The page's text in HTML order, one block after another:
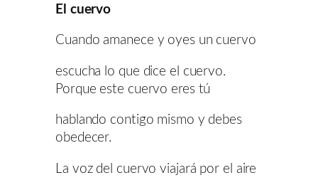
El cuervo
Cuando amanece y oyes un cuervo
escucha lo que dice el cuervo.
Porque este cuervo eres tú
hablando contigo mismo y debes
obedecer.
La voz del cuervo viajará por el aire